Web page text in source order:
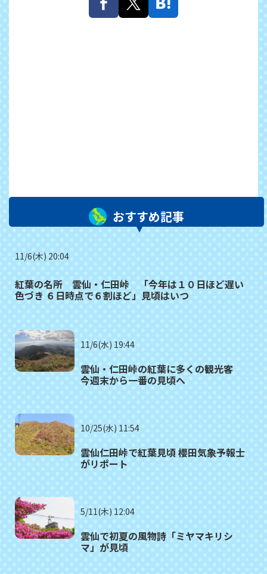
おすすめ記事
11/6(木) 20:04
紅葉の名所 雲仙・仁田峠 「今年は１０日ほど遅い
色づき ６日時点で６割ほど」見頃はいつ
11/6(水) 19:44
雲仙・仁田峠の紅葉に多くの観光客
今週末から一番の見頃へ
10/25(水) 11:54
雲仙仁田峠で紅葉見頃 櫻田気象予報士
がリポート
5/11(木) 12:04
雲仙で初夏の風物詩「ミヤマキリシ
マ」が見頃